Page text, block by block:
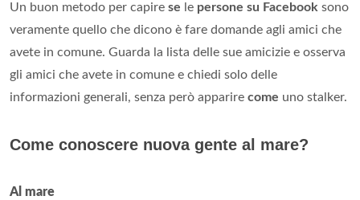
Un buon metodo per capire se le persone su Facebook sono
veramente quello che dicono è fare domande agli amici che
avete in comune. Guarda la lista delle sue amicizie e osserva
gli amici che avete in comune e chiedi solo delle
informazioni generali, senza però apparire come uno stalker.
Come conoscere nuova gente al mare?
Al mare